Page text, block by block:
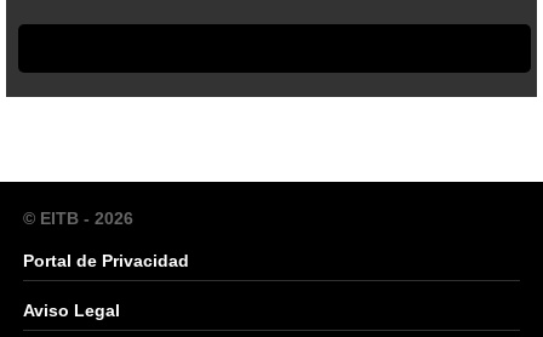
© EITB - 2026
Portal de Privacidad
Aviso Legal